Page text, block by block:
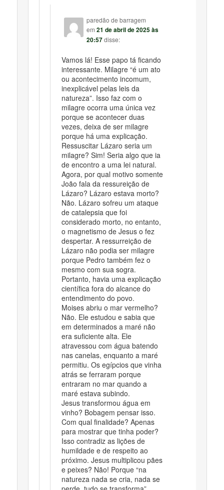
paredão de barragem
em 21 de abril de 2025 às
20:57 disse:
Vamos lá! Esse papo tá ficando
interessante. Milagre “é um ato
ou acontecimento incomum,
inexplicável pelas leis da
natureza”. Isso faz com o
milagre ocorra uma única vez
porque se acontecer duas
vezes, deixa de ser milagre
porque há uma explicação.
Ressuscitar Lázaro seria um
milagre? Sim! Seria algo que ia
de encontro a uma lei natural.
Agora, por qual motivo somente
João fala da ressureição de
Lázaro? Lázaro estava morto?
Não. Lázaro sofreu um ataque
de catalepsia que foi
considerado morto, no entanto,
o magnetismo de Jesus o fez
despertar. A ressurreição de
Lázaro não podia ser milagre
porque Pedro também fez o
mesmo com sua sogra.
Portanto, havia uma explicação
científica fora do alcance do
entendimento do povo.
Moises abriu o mar vermelho?
Não. Ele estudou e sabia que
em determinados a maré não
era suficiente alta. Ele
atravessou com água batendo
nas canelas, enquanto a maré
permitiu. Os egípcios que vinha
atrás se ferraram porque
entraram no mar quando a
maré estava subindo.
Jesus transformou água em
vinho? Bobagem pensar isso.
Com qual finalidade? Apenas
para mostrar que tinha poder?
Isso contradiz as lições de
humildade e de respeito ao
próximo. Jesus multiplicou pães
e peixes? Não! Porque “na
natureza nada se cria, nada se